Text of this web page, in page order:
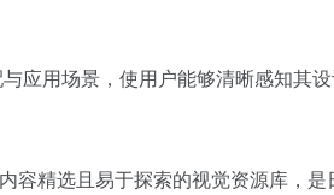
应用场景，使用户能够清晰感知其
精选且易于探索的视觉资源库，